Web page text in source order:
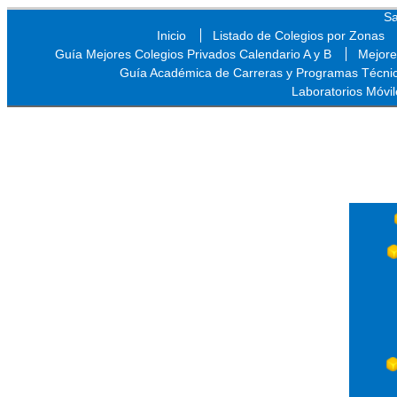
Inicio
Listado de Colegios por Zonas
Guía Mejores Colegios Privados Calendario A y B
Guía Académica de Carreras y Programas
Laboratorios